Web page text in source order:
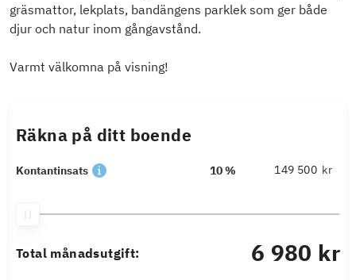
gräsmattor, lekplats, bandängens parklek som ger både
djur och natur inom gångavstånd.
Varmt välkomna på visning!
Räkna på ditt boende
Kontantinsats 10 % kr
Total månadsutgift: 6 980 kr